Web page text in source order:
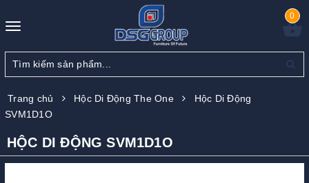
Toggle
0
Trang chủ Hộc Di Động The One
Hộc Di Động
SVM1D1O
HỘC DI ĐỘNG SVM1D1O